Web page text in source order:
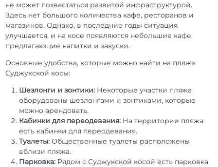
не может похвастаться развитой инфраструктурой.
Здесь нет большого количества кафе, ресторанов и
магазинов. Однако, в последние годы ситуация
улучшается, и на косе появляются небольшие кафе,
предлагающие напитки и закуски.
Основные удобства, которые можно найти на пляже
Суджукской косы:
Шезлонги и зонтики: Некоторые участки пляжа
оборудованы шезлонгами и зонтиками, которые
можно арендовать.
Кабинки для переодевания: На территории пляжа
есть кабинки для переодевания.
Туалеты: Общественные туалеты расположены
вблизи пляжа.
Парковка: Рядом с Суджукской косой есть парковка,